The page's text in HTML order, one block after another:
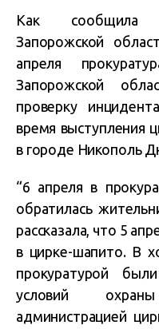
Как сообщила
Запорожской
апреля
Запорожской
проверку
время выступления
в городе Никополь
“6 апреля в
обратилась
рассказала, что 5
в цирке-шапито. В
прокуратурой
условий
администрацией